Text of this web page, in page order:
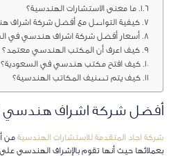
ما معنى الاستشارات الهندسية؟
كيفية التواصل مع أفضل شركة اشراف
أسعار أفضل شركة اشراف هندسي في
كيف اعرف أن المكتب الهندسي معتمد؟
كيف افتح مكتب هندسي في السعودية؟
كيف يتم تصنيف المكاتب الهندسية؟
أفضل شركة اشراف هندسي
شركة اجاد المتقدمة للاستشارات الهندسيةمن
بعملائها حيث أنها تقوم بالإشراف الهندسي